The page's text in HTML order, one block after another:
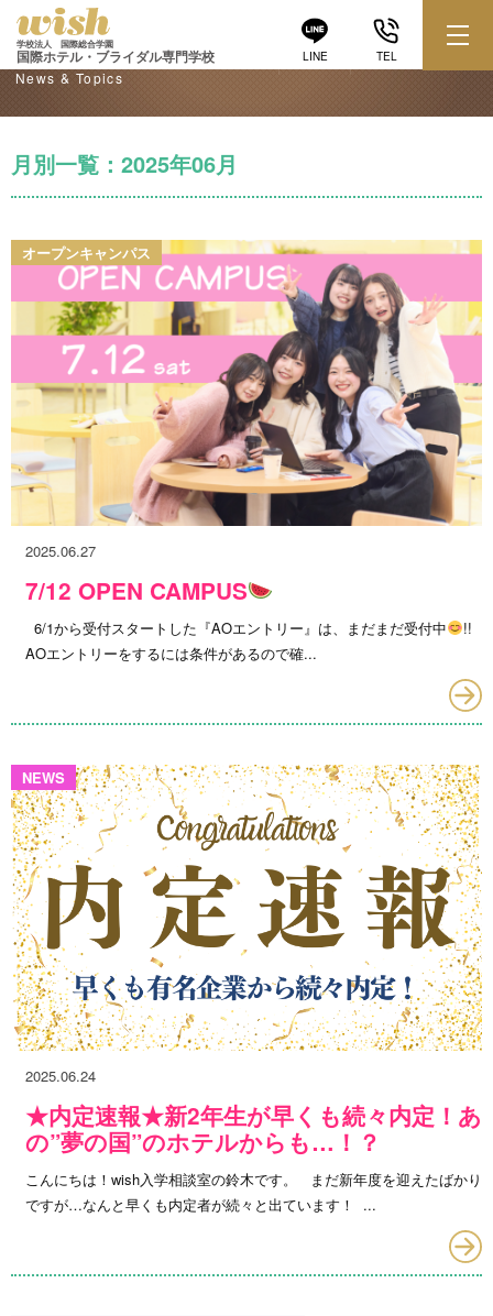
LINE TEL
学校法人 国際総合学園
国際ホテル・ブライダル専門学校
学校からのお知らせ
News & Topics
月別一覧：2025年06月
オープンキャンパス
2025.06.27
7/12 OPEN CAMPUS
6/1から受付スタートした『AOエントリー』は、まだまだ受付中
!!
AOエントリーをするには条件があるので確...
NEWS
2025.06.24
★内定速報★新2年生が早くも続々内定！あ
の”夢の国”のホテルからも…！？
こんにちは！wish入学相談室の鈴木です。 まだ新年度を迎えたばかり
ですが…なんと早くも内定者が続々と出ています！ ...